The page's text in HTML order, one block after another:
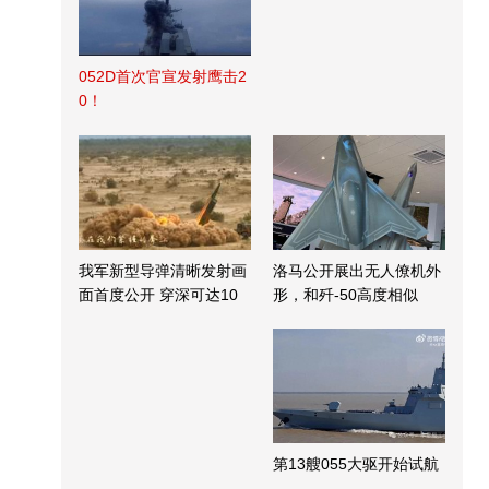
052D首次官宣发射鹰击2
0！
我军新型导弹清晰发射画
面首度公开 穿深可达10
洛马公开展出无人僚机外
形，和歼-50高度相似
第13艘055大驱开始试航